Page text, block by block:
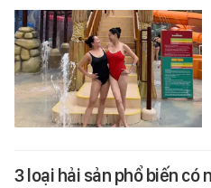
3 loại hải sản phổ biến